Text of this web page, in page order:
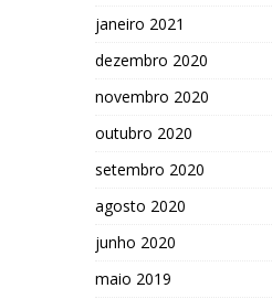
janeiro 2021
dezembro 2020
novembro 2020
outubro 2020
setembro 2020
agosto 2020
junho 2020
maio 2019